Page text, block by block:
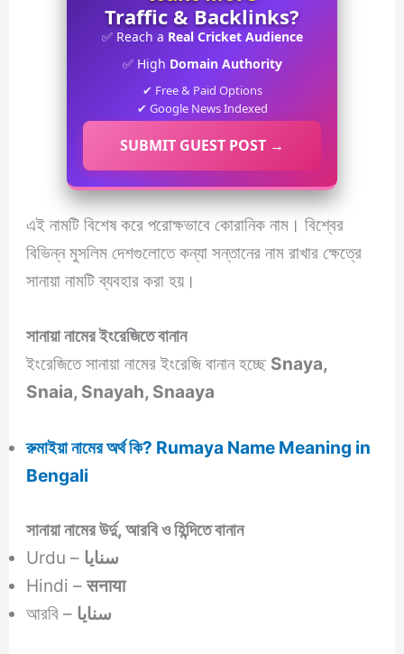
Traffic & Backlinks?
✅ Reach a Real Cricket Audience
✅ High Domain Authority
✔ Free & Paid Options
✔ Google News Indexed
SUBMIT GUEST POST →
এই নামটি বিশেষ করে পরোক্ষভাবে কোরানিক নাম। বিশ্বের
বিভিন্ন মুসলিম দেশগুলোতে কন্যা সন্তানের নাম রাখার ক্ষেত্রে
সানায়া নামটি ব্যবহার করা হয়।
সানায়া নামের ইংরেজিতে বানান
ইংরেজিতে সানায়া নামের ইংরেজি বানান হচ্ছে Snaya,
Snaia, Snayah, Snaaya
রুমাইয়া নামের অর্থ কি? Rumaya Name Meaning in
Bengali
সানায়া নামের উর্দু, আরবি ও হিন্দিতে বানান
Urdu – سنایا
Hindi –सनाया
আরবি – سنايا